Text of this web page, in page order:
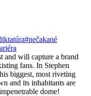
#nečakané
and will capture a brand
fans. In Stephen
biggest, most riveting
and its inhabitants are
dome!